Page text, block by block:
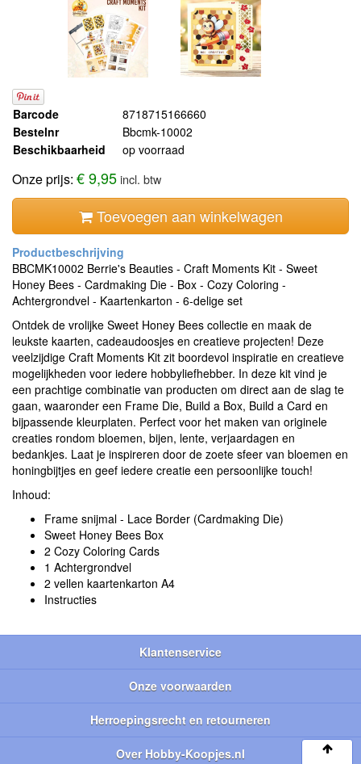
Barcode
8718715166660
Bestelnr
Bbcmk-10002
Beschikbaarheid
op voorraad
Onze prijs: € 9,95incl. btw
Toevoegen aan winkelwagen
BBCMK10002 Berrie's Beauties - Craft Moments Kit - Sweet
Honey Bees - Cardmaking Die - Box - Cozy Coloring -
Achtergrondvel - Kaartenkarton - 6-delige set
Ontdek de vrolijke Sweet Honey Bees collectie en maak de
leukste kaarten, cadeaudoosjes en creatieve projecten! Deze
veelzijdige Craft Moments Kit zit boordevol inspiratie en creatieve
mogelijkheden voor iedere hobbyliefhebber. In deze kit vind je
een prachtige combinatie van producten om direct aan de slag te
gaan, waaronder een Frame Die, Build a Box, Build a Card en
bijpassende kleurplaten. Perfect voor het maken van originele
creaties rondom bloemen, bijen, lente, verjaardagen en
bedankjes. Laat je inspireren door de zoete sfeer van bloemen en
honingbijtjes en geef iedere creatie een persoonlijke touch!
Inhoud:
Frame snijmal - Lace Border (Cardmaking Die)
Sweet Honey Bees Box
2 Cozy Coloring Cards
1 Achtergrondvel
2 vellen kaartenkarton A4
Instructies
Klantenservice
Onze voorwaarden
Herroepingsrecht en retourneren
Over Hobby-Koopjes.nl